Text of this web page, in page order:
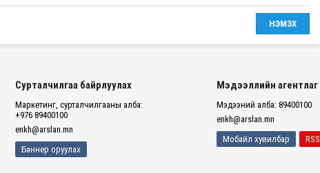
Сурталчилгаа байрлуулах
Маркетинг, сурталчилгааны алба:
+976 89400100
enkh@arslan.mn
Баннер оруулах
Мэдээллийн агентлаг
Мэдээний алба: 89400100
enkh@arslan.mn
Мобайл хувилбар
RSS